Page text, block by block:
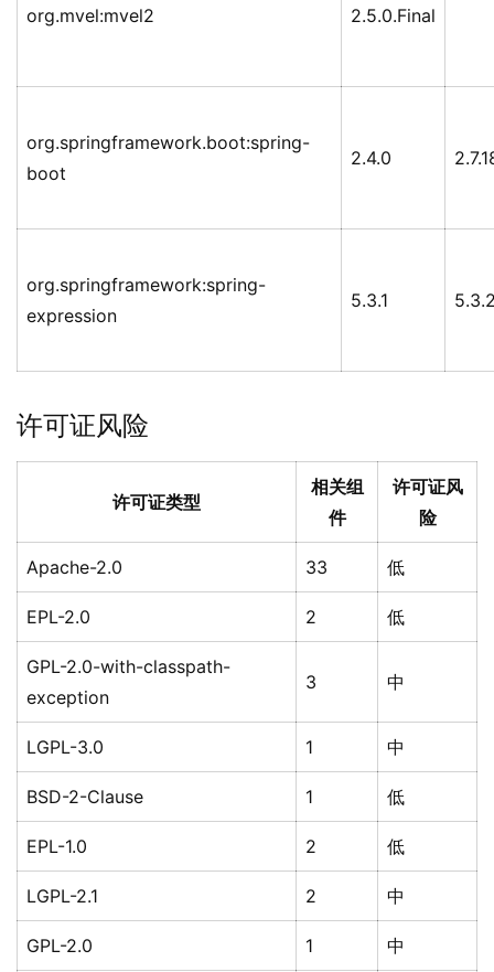
org.mvel:mvel2 2.5.0.Final
org.springframework.boot:spring-
boot
2.4.0
org.springframework:spring-
expression
5.3.1
许可证风险
许可证类型
相关组
件
许可证风
险
Apache-2.0 33 低
EPL-2.0 2 低
GPL-2.0-with-classpath-
exception
3 中
LGPL-3.0 1 中
BSD-2-Clause 1 低
EPL-1.0 2 低
LGPL-2.1 2 中
GPL-2.0 1 中